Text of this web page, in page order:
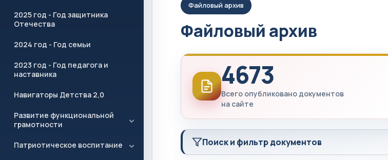
2025 год - Год защитника
Отечества
2024 год - Год семьи
2023 год - Год педагога и
наставника
Навигаторы Детства 2,0
Развитие функциональной
грамотности
Патриотическое воспитание
Файловый архив
Файловый архив
4673
Всего опубликовано документов
на сайте
Поиск и фильтр документов